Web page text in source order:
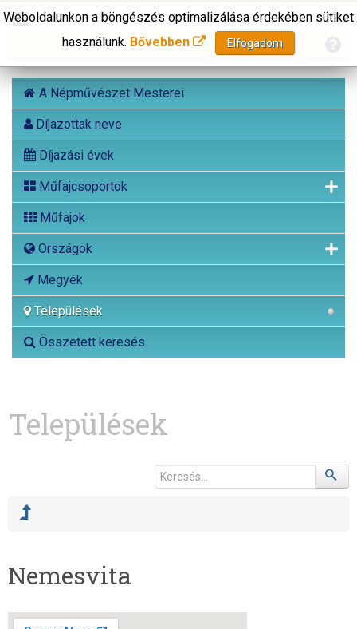
A Népművészet Mesterei
Díjazottak neve
Díjazási évek
Műfajcsoportok
Műfajok
Országok
Megyék
Települések
Összetett keresés
Weboldalunkon a böngészés optimalizálása érdekében sütiket
használunk. Bővebben Elfogadom
Települések
Nemesvita